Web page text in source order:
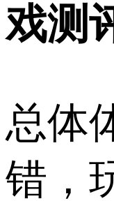
戏测
总体
错，